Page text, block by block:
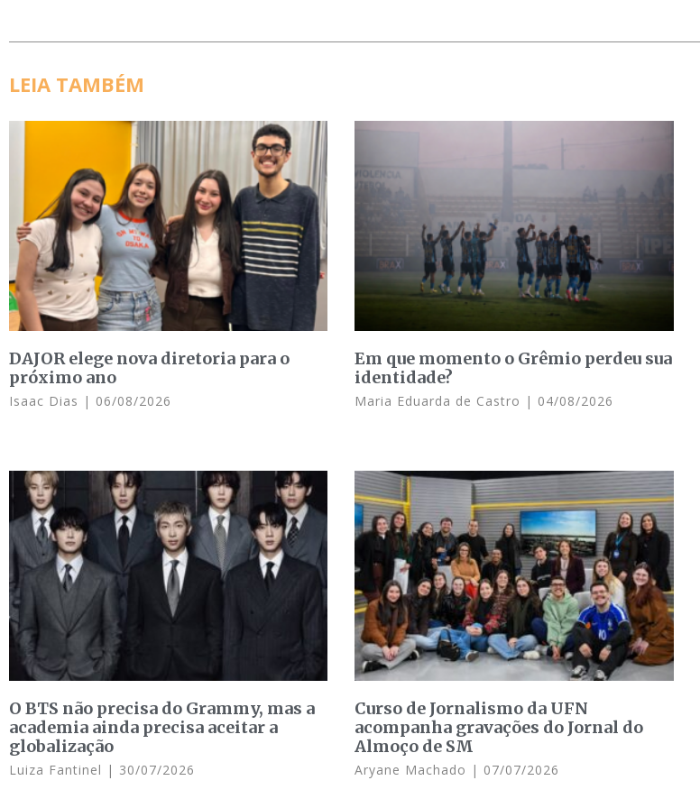
LEIA TAMBÉM
DAJOR elege nova diretoria para o
próximo ano
Isaac Dias 06/08/2026
Em que momento o Grêmio perdeu sua
identidade?
Maria Eduarda de Castro 04/08/2026
O BTS não precisa do Grammy, mas a
academia ainda precisa aceitar a
globalização
Luiza Fantinel 30/07/2026
Curso de Jornalismo da UFN
acompanha gravações do Jornal do
Almoço de SM
Aryane Machado 07/07/2026